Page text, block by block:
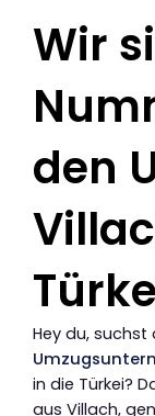
Wir
den
Hey du,
in die Türkei?
aus Villach,